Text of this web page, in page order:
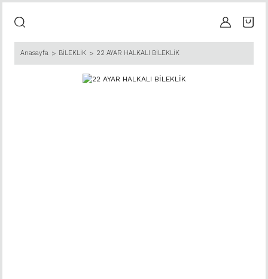
Anasayfa BİLEKLİK 22 AYAR HALKALI BİLEKLİK